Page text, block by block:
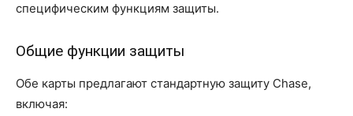
специфическим функциям защиты.
Общие функции защиты
Обе карты предлагают стандартную защиту Chase,
включая: